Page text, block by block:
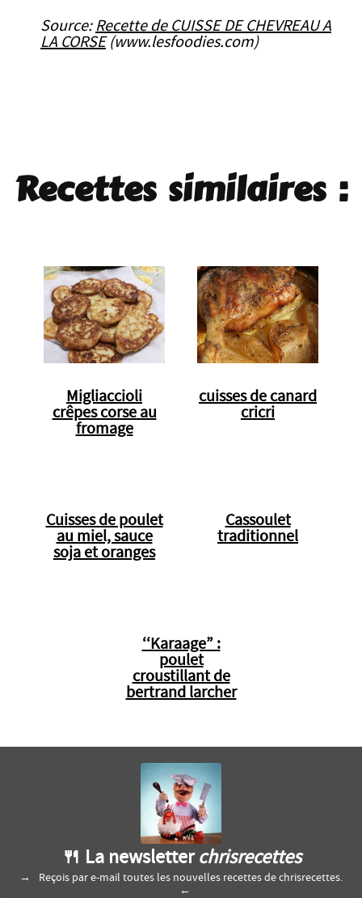
Source: Recette de CUISSE DE CHEVREAU A
LA CORSE(www.lesfoodies.com)
Recettes similaires :
Migliaccioli
crêpes corse au
fromage
cuisses de canard
cricri
Cuisses de poulet
au miel, sauce
soja et oranges
Cassoulet
traditionnel
‘‘Karaage” :
poulet
croustillant de
bertrand larcher
🍴 La newsletter chrisrecettes
Reçois par e-mail toutes les nouvelles recettes de chrisrecettes.